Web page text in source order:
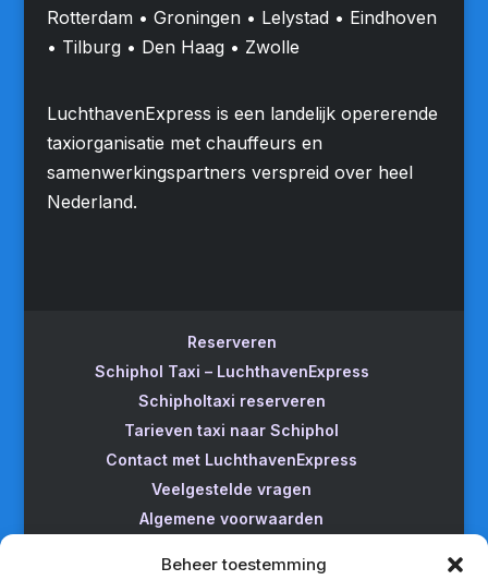
Beheer toestemming
Rotterdam • Groningen • Lelystad • Eindhoven
• Tilburg • Den Haag • Zwolle
LuchthavenExpress is een landelijk opererende
taxiorganisatie met chauffeurs en
samenwerkingspartners verspreid over heel
Nederland.
Reserveren
Schiphol Taxi – LuchthavenExpress
Schipholtaxi reserveren
Tarieven taxi naar Schiphol
Contact met LuchthavenExpress
Veelgestelde vragen
Algemene voorwaarden